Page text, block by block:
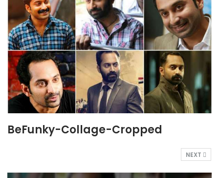
BeFunky-Collage-Cropped
NEXT